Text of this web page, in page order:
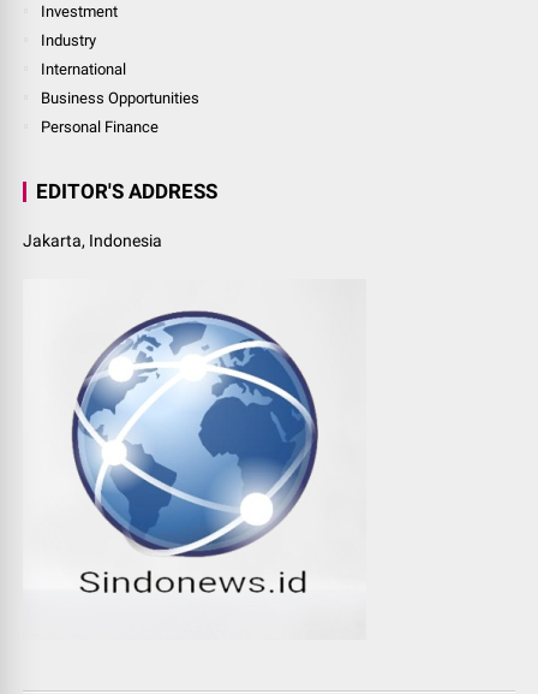
Investment
Industry
International
Business Opportunities
Personal Finance
EDITOR'S ADDRESS
Jakarta, Indonesia